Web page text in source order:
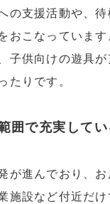
の支援活動や、待
おこなっていま
子供向けの遊具が
たりです。
囲で充実してい
が進んでおり、
施設など付近だけ